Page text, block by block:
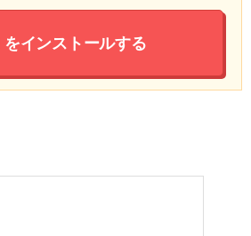
をインストールする